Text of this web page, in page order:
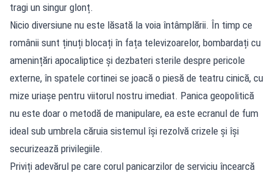
tragi un singur glonț.
Nicio diversiune nu este lăsată la voia întâmplării. În timp ce
românii sunt ținuți blocați în fața televizoarelor, bombardați cu
amenințări apocaliptice și dezbateri sterile despre pericole
externe, în spatele cortinei se joacă o piesă de teatru cinică, cu
mize uriașe pentru viitorul nostru imediat. Panica geopolitică
nu este doar o metodă de manipulare, ea este ecranul de fum
ideal sub umbrela căruia sistemul își rezolvă crizele și își
securizează privilegiile.
Priviți adevărul pe care corul panicarzilor de serviciu încearcă